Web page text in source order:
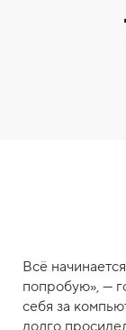
Всё
попробую», —
себя за
долго